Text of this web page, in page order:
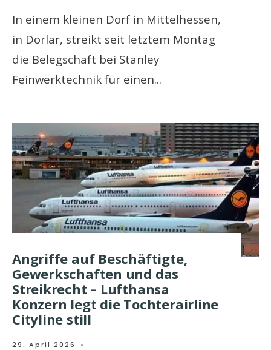
In einem kleinen Dorf in Mittelhessen,
in Dorlar, streikt seit letztem Montag
die Belegschaft bei Stanley
Feinwerktechnik für einen...
Angriffe auf Beschäftigte,
Gewerkschaften und das
Streikrecht – Lufthansa
Konzern legt die Tochterairline
Cityline still
29. April 2026 •